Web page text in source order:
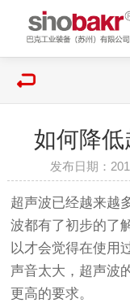
如何降
发布日期：
超声波已经越来越
波都有了初步的了
以才会觉得在使用
声音太大，超声波
更高的要求。